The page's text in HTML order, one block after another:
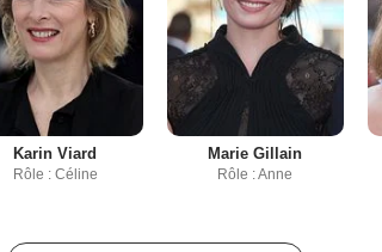
Karin Viard
Rôle : Céline
Marie Gillain
Rôle : Anne